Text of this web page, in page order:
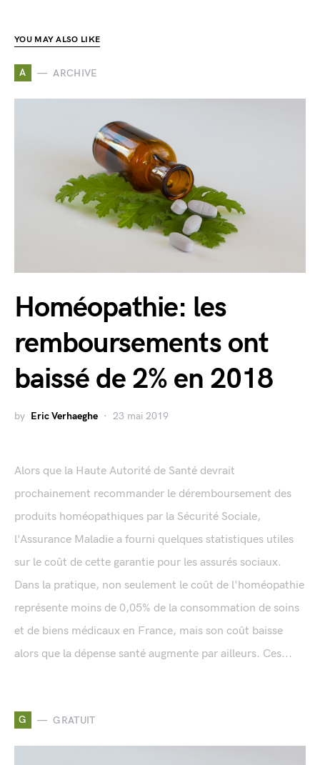
YOU MAY ALSO LIKE
A ARCHIVE
Homéopathie: les
remboursements ont
baissé de 2% en 2018
by Eric Verhaeghe 23 mai 2019
Alors que la Haute Autorité de Santé devrait
prochainement recommander le déremboursement des
produits homéopathiques par la Sécurité Sociale,
l'Assurance Maladie a fourni quelques statistiques utiles
sur le coût de cette garantie pour les assurés sociaux.
Dans la pratique, non seulement le coût de l'homéopathie
représente moins de 0,05% de la consommation de soins
et de biens médicaux en France, mais son coût baisse
alors que la dépense santé augmente par ailleurs. Ces...
G GRATUIT